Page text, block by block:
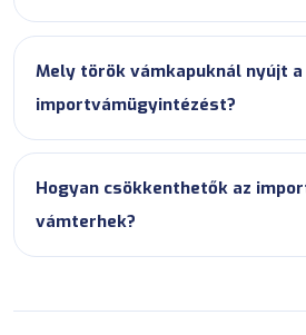
Mely török vámkapuknál nyújt
importvámügyintézést?
Hogyan csökkenthetők az
vámterhek?